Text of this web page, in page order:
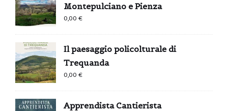
Montepulciano e Pienza
0,00€
Il paesaggio policolturale di
Trequanda
0,00€
Apprendista Cantierista